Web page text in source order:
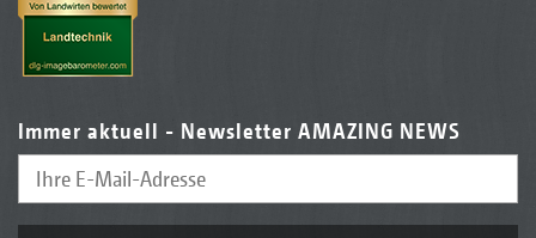
Immer aktuell - Newsletter AMAZING NEWS